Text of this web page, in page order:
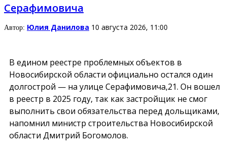
Серафимовича
Автор: Юлия Данилова 10 августа 2026, 11:00
В едином реестре проблемных объектов в
Новосибирской области официально остался один
долгострой — на улице Серафимовича,21. Он вошел
в реестр в 2025 году, так как застройщик не смог
выполнить свои обязательства перед дольщиками,
напомнил министр строительства Новосибирской
области Дмитрий Богомолов.